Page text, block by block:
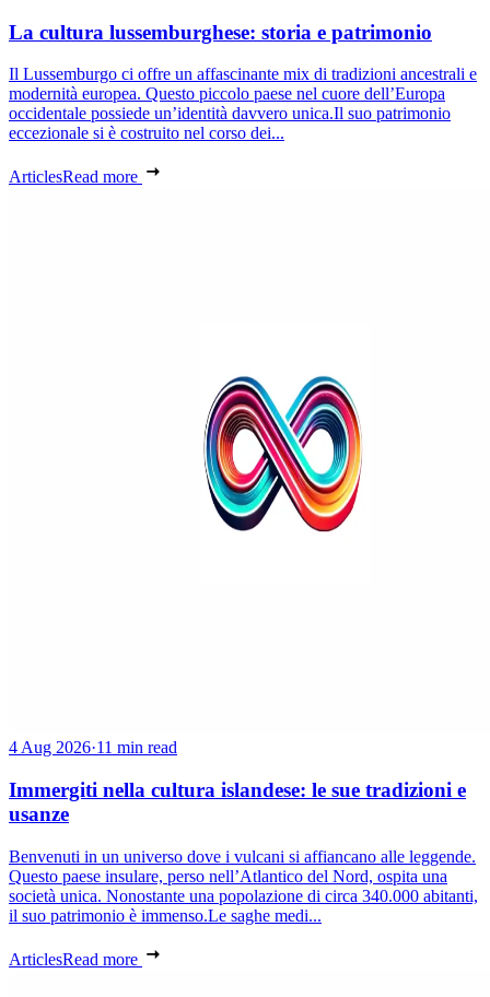
La cultura lussemburghese: storia e patrimonio
Il Lussemburgo ci offre un affascinante mix di tradizioni ancestrali e
modernità europea. Questo piccolo paese nel cuore dell’Europa
occidentale possiede un’identità davvero unica.Il suo patrimonio
eccezionale si è costruito nel corso dei...
ArticlesRead more
4 Aug 2026·11 min read
Immergiti nella cultura islandese: le sue tradizioni e
usanze
Benvenuti in un universo dove i vulcani si affiancano alle leggende.
Questo paese insulare, perso nell’Atlantico del Nord, ospita una
società unica. Nonostante una popolazione di circa 340.000 abitanti,
il suo patrimonio è immenso.Le saghe medi...
ArticlesRead more